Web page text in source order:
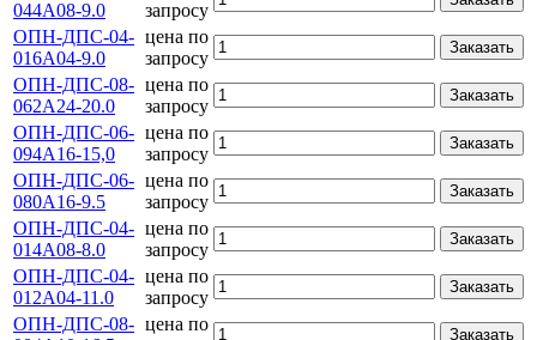
044А08-9.0
запросу
ОПН-ДПС-04-
016А04-9.0
цена по
запросу
Заказать
ОПН-ДПС-08-
062А24-20.0
цена по
запросу
Заказать
ОПН-ДПС-06-
094А16-15,0
цена по
запросу
Заказать
ОПН-ДПС-06-
080А16-9.5
цена по
запросу
Заказать
ОПН-ДПС-04-
014А08-8.0
цена по
запросу
Заказать
ОПН-ДПС-04-
012А04-11.0
цена по
запросу
Заказать
ОПН-ДПС-08- цена по
Заказать